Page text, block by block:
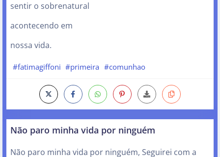
sentir o sobrenatural
acontecendo em
nossa vida.
#fatimagiffoni #primeira #comunhao
Não paro minha vida por ninguém
Não paro minha vida por ninguém, Seguirei com a